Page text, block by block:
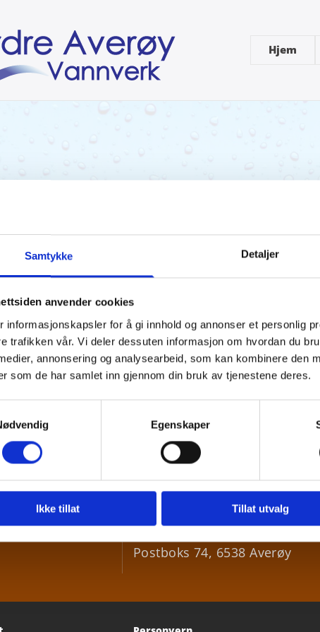
Samtykke Detaljer
anvender cookies
informasjonskapsler for å gi innhold og annonser et personlig
trafikken vår. Vi deler dessuten informasjon om hvordan du
annonsering og analysearbeid, som kan kombinere den
som de har samlet inn gjennom din bruk av tjenestene deres.
Egenskaper
Ikke tillat Tillat utvalg
Hjem
SA Besøksadresse:
Bådalsveien 73, 6531 Averøy
Postadresse:
Postboks 74, 6538 Averøy